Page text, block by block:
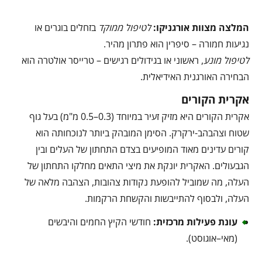
המלצה מצוות אורגניקו: לטיפול ממוקד בזחלים בוגרים או
נגיעות חמורה – סיפרין הוא פתרון מהיר.
לטיפול מונע, ראשוני או בגידולים רגישים – טרייסר אולטרה הוא
הבחירה האורגנית האידיאלית.
אקרית הקורים
אקרית הקורים היא מזיק זעיר במיוחד (0.3–0.5 מ"מ) בעל גוף
שטוח וצהבהב-ירקרק. הסימן המובהק ביותר לנוכחותה הוא
קורים עדינים מאוד המופיעים בצדם התחתון של העלים ובין
הגבעולים. האקרית יונקת את מיצי התאים מחלקו התחתון של
העלה, מה שמוביל להופעת נקודות צהובות, הצהבה מלאה של
העלה, ולבסוף להתייבשות והקשחת הרקמות.
עונת פעילות מרכזית: חודשי הקיץ החמים והיבשים
(מאי–אוגוסט).